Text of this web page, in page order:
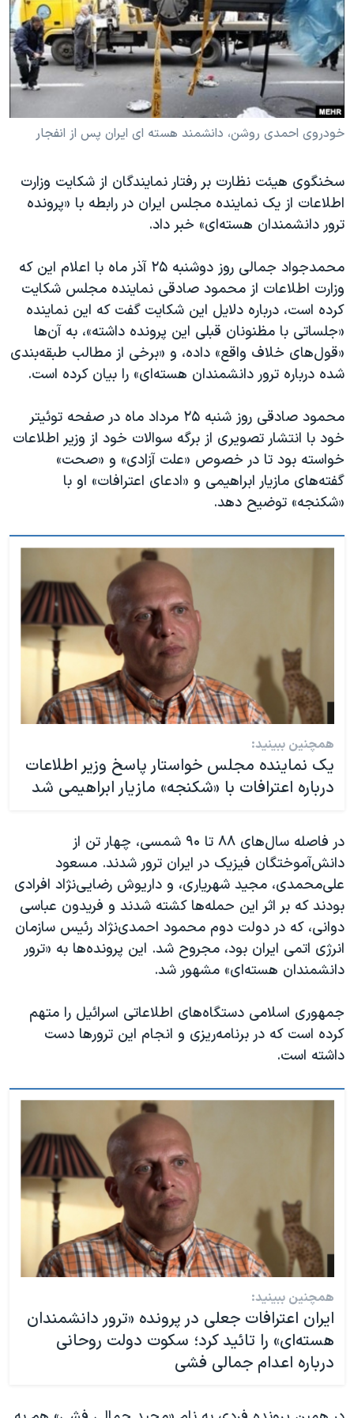
فرهنگ و زندگی
حقوق شهروندی
اقتصادی
علم و فناوری
اسرائیل در جنگ
آرشیو پخش زنده
مستندها
انتخابات ریاست جمهوری آمریکا ۲۰۲۴
حمله جمهوری اسلامی به اسرائیل
رمز مهسا
ورزش زنان در ایران
مجموعه مستندهای دادخواهی
تریبونال مردمی آبان ۹۸
چهل سال گروگان‌گیری
قانون شفافیت دارائی کادر رهبری ایران
اعتراضات مردمی آبان ۹۸
اسرائیل در جنگ
نرگس محمدی برنده جایزه نوبل صلح
همایش محافظه‌کاران آمریکا «سی‌پک»
صفحه‌های ویژه
سفر پرزیدنت ترامپ به چین
دنبال کنید
زبانهای مختلف
خودروی احمدی روشن، دانشمند هسته ای ایران پس از انفجار
سخنگوی هیئت نظارت بر رفتار نمایندگان از شکایت وزارت
اطلاعات از یک نماینده مجلس ایران در رابطه با «پرونده
ترور دانشمندان هسته‌ای» خبر داد.
محمدجواد جمالی روز دوشنبه ۲۵ آذر ماه با اعلام این که
وزارت اطلاعات از محمود صادقی نماینده مجلس شکایت
کرده است، درباره دلایل این شکایت گفت که این نماینده
«جلساتی با مظنونان قبلی این پرونده داشته»، به آن‌ها
«قول‌های خلاف واقع» داده، و «برخی از مطالب طبقه‌بندی
شده درباره ترور دانشمندان هسته‌ای» را بیان کرده است.
محمود صادقی روز شنبه ۲۵ مرداد ماه در صفحه توئیتر
خود با انتشار تصویری از برگه سوالات خود از وزیر اطلاعات
خواسته بود تا در خصوص «علت آزادی» و «صحت»
گفته‌های مازیار ابراهیمی و «ادعای اعترافات» او با
«شکنجه» توضیح دهد.
همچنین ببینید:
یک نماینده مجلس خواستار پاسخ وزیر اطلاعات
درباره اعترافات با «شکنجه» مازیار ابراهیمی شد
در فاصله سال‌های ۸۸ تا ۹۰ شمسی، چهار تن از
دانش‌آموختگان فیزیک در ایران ترور شدند. مسعود
علی‌محمدی، مجید شهریاری، و داریوش رضایی‌نژاد افرادی
بودند که بر اثر این حمله‌ها کشته شدند و فریدون عباسی
دوانی، که در دولت دوم محمود احمدی‌نژاد رئیس سازمان
انرژی اتمی ایران بود، مجروح شد. این پرونده‌ها به «ترور
دانشمندان هسته‌ای» مشهور شد.
جمهوری اسلامی دستگاه‌های اطلاعاتی اسرائیل را متهم
کرده‌ است که در برنامه‌ریزی و انجام این ترورها دست
داشته‌ است.
همچنین ببینید:
ایران اعترافات جعلی در پرونده «ترور دانشمندان
هسته‌ای» را تائید کرد؛ سکوت دولت روحانی
درباره اعدام جمالی فشی